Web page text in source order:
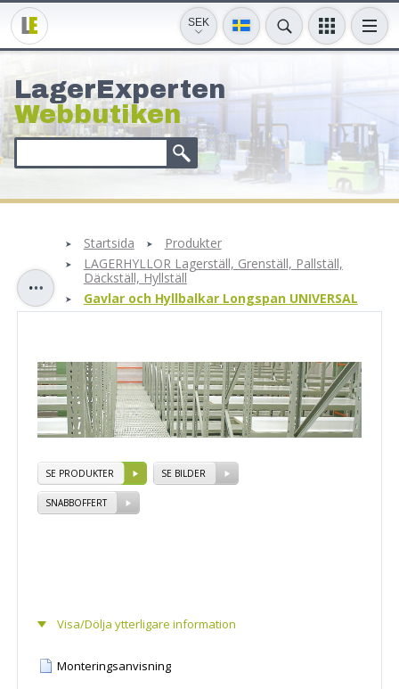
SEK
LagerExperten
Webbutiken
Startsida
Produkter
LAGERHYLLOR Lagerställ, Grenställ, Pallställ,
Däckställ, Hyllställ
Gavlar och Hyllbalkar Longspan UNIVERSAL
SE PRODUKTER SE BILDER
SNABBOFFERT
Visa/Dölja ytterligare information
Monteringsanvisning